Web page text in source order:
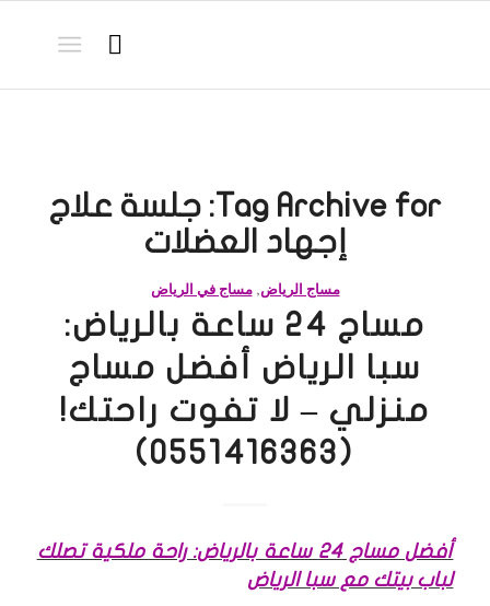
Tag Archive for: جلسة علاج
إجهاد العضلات
مساج الرياض,مساج في الرياض
مساج 24 ساعة بالرياض:
سبا الرياض أفضل مساج
منزلي – لا تفوت راحتك!
(0551416363)
أفضل مساج 24 ساعة بالرياض: راحة ملكية تصلك
لباب بيتك مع سبا الرياض